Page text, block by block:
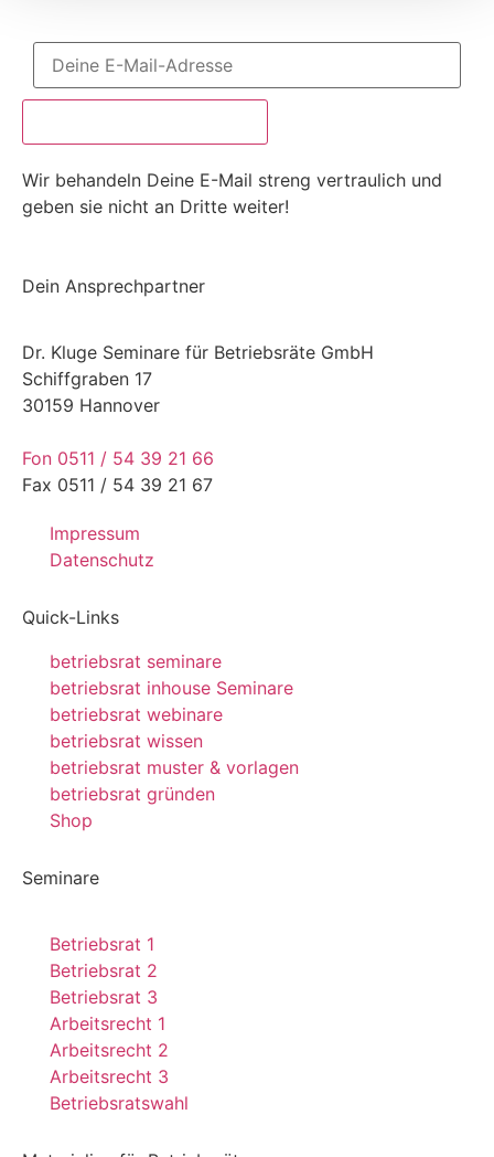
Wir behandeln Deine E-Mail streng vertraulich und
geben sie nicht an Dritte weiter!
Dein Ansprechpartner
Dr. Kluge Seminare für Betriebsräte GmbH
Schiffgraben 17
30159 Hannover
Fon 0511 / 54 39 21 66
Fax 0511 / 54 39 21 67
Impressum
Datenschutz
Quick-Links
betriebsrat seminare
betriebsrat inhouse Seminare
betriebsrat webinare
betriebsrat wissen
betriebsrat muster & vorlagen
betriebsrat gründen
Shop
Seminare
Betriebsrat 1
Betriebsrat 2
Betriebsrat 3
Arbeitsrecht 1
Arbeitsrecht 2
Arbeitsrecht 3
Betriebsratswahl